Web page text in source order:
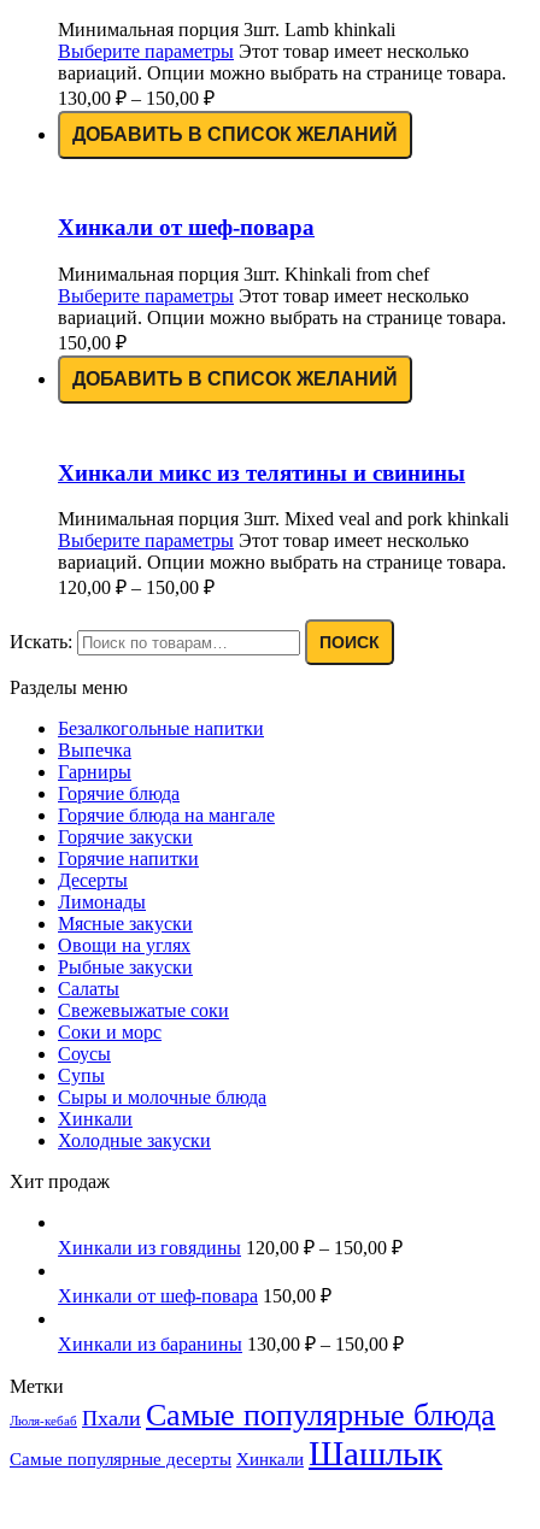
Минимальная порция 3шт. Lamb khinkali
Выберите параметры Этот товар имеет несколько
вариаций. Опции можно выбрать на странице товара.
130,00 ₽ – 150,00 ₽
ДОБАВИТЬ В СПИСОК ЖЕЛАНИЙ
Хинкали от шеф-повара
Минимальная порция 3шт. Khinkali from chef
Выберите параметры Этот товар имеет несколько
вариаций. Опции можно выбрать на странице товара.
150,00 ₽
ДОБАВИТЬ В СПИСОК ЖЕЛАНИЙ
Хинкали микс из телятины и свинины
Минимальная порция 3шт. Mixed veal and pork khinkali
Выберите параметры Этот товар имеет несколько
вариаций. Опции можно выбрать на странице товара.
120,00 ₽ – 150,00 ₽
Искать: ПОИСК
Разделы меню
Безалкогольные напитки
Выпечка
Гарниры
Горячие блюда
Горячие блюда на мангале
Горячие закуски
Горячие напитки
Десерты
Лимонады
Мясные закуски
Овощи на углях
Рыбные закуски
Салаты
Свежевыжатые соки
Соки и морс
Соусы
Супы
Сыры и молочные блюда
Хинкали
Холодные закуски
Хит продаж
Хинкали из говядины 120,00 ₽ – 150,00 ₽
Хинкали от шеф-повара 150,00 ₽
Хинкали из баранины 130,00 ₽ – 150,00 ₽
Метки
Люля-кебаб Пхали Самые популярные блюда
Самые популярные десерты Хинкали Шашлык